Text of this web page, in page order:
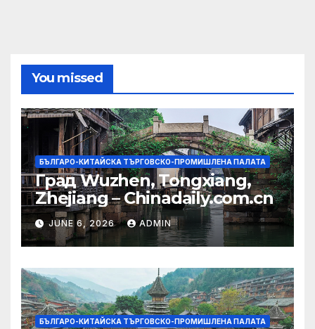
You missed
БЪЛГАРО-КИТАЙСКА ТЪРГОВСКО-ПРОМИШЛЕНА ПАЛАТА
Град Wuzhen, Tongxiang,
Zhejiang – Chinadaily.com.cn
JUNE 6, 2026 ADMIN
БЪЛГАРО-КИТАЙСКА ТЪРГОВСКО-ПРОМИШЛЕНА ПАЛАТА